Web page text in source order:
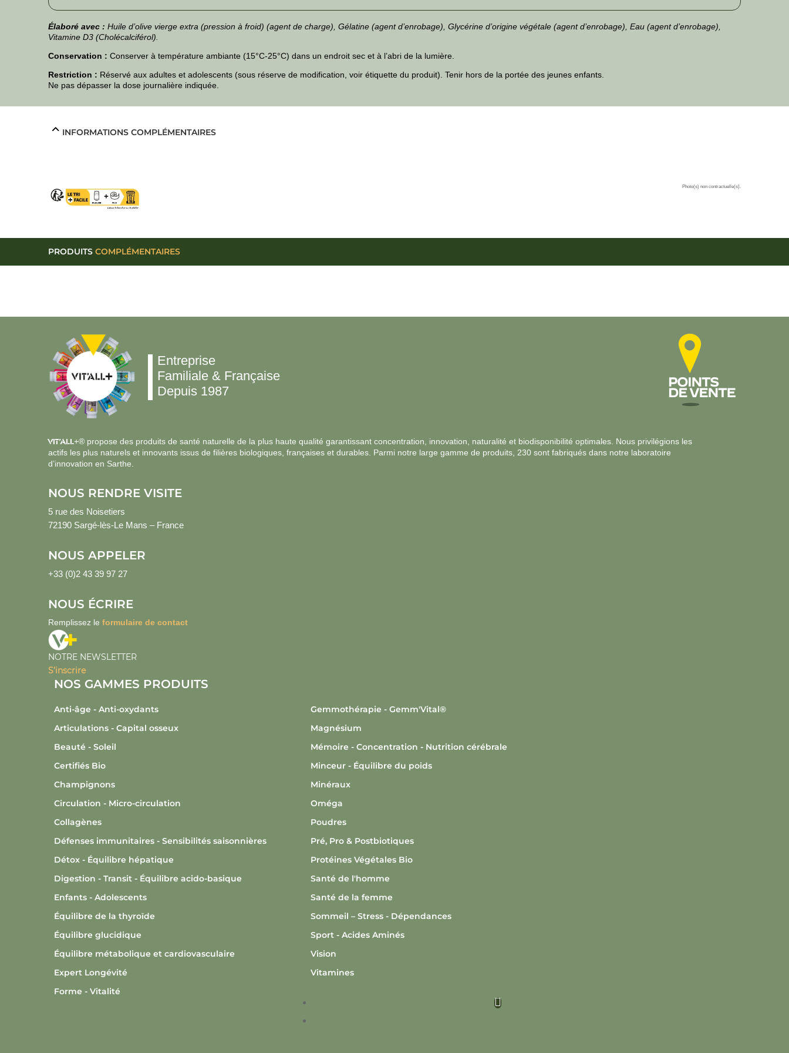
Élaboré avec : Huile d’olive vierge extra (pression à froid) (agent de charge), Gélatine (agent d’enrobage), Glycérine d’origine végétale (agent d’enrobage), Eau (agent d’enrobage),
Vitamine D3 (Cholécalciférol).
Conservation : Conserver à température ambiante (15°C-25°C) dans un endroit sec et à l’abri de la lumière.
Restriction : Réservé aux adultes et adolescents (sous réserve de modification, voir étiquette du produit). Tenir hors de la portée des jeunes enfants.
Ne pas dépasser la dose journalière indiquée.
INFORMATIONS COMPLÉMENTAIRES
Photo(s) non contractuelle(s).
PRODUITS COMPLÉMENTAIRES
Entreprise
Familiale & Française
Depuis 1987
VIT’ALL+® propose des produits de santé naturelle de la plus haute qualité garantissant concentration, innovation, naturalité et biodisponibilité optimales. Nous privilégions les
actifs les plus naturels et innovants issus de filières biologiques, françaises et durables. Parmi notre large gamme de produits, 230 sont fabriqués dans notre laboratoire
d’innovation en Sarthe.
NOUS RENDRE VISITE
5 rue des Noisetiers
72190 Sargé-lès-Le Mans – France
NOUS APPELER
+33 (0)2 43 39 97 27
NOUS ÉCRIRE
Remplissez le formulaire de contact
NOTRE NEWSLETTER
S’inscrire
NOS GAMMES PRODUITS
Anti-âge - Anti-oxydants
Articulations - Capital osseux
Beauté - Soleil
Certifiés Bio
Champignons
Circulation - Micro-circulation
Collagènes
Défenses immunitaires - Sensibilités saisonnières
Détox - Équilibre hépatique
Digestion - Transit - Équilibre acido-basique
Enfants - Adolescents
Équilibre de la thyroïde
Équilibre glucidique
Équilibre métabolique et cardiovasculaire
Expert Longévité
Forme - Vitalité
Gemmothérapie - Gemm'Vital®
Magnésium
Mémoire - Concentration - Nutrition cérébrale
Minceur - Équilibre du poids
Minéraux
Oméga
Poudres
Pré, Pro & Postbiotiques
Protéines Végétales Bio
Santé de l'homme
Santé de la femme
Sommeil – Stress - Dépendances
Sport - Acides Aminés
Vision
Vitamines